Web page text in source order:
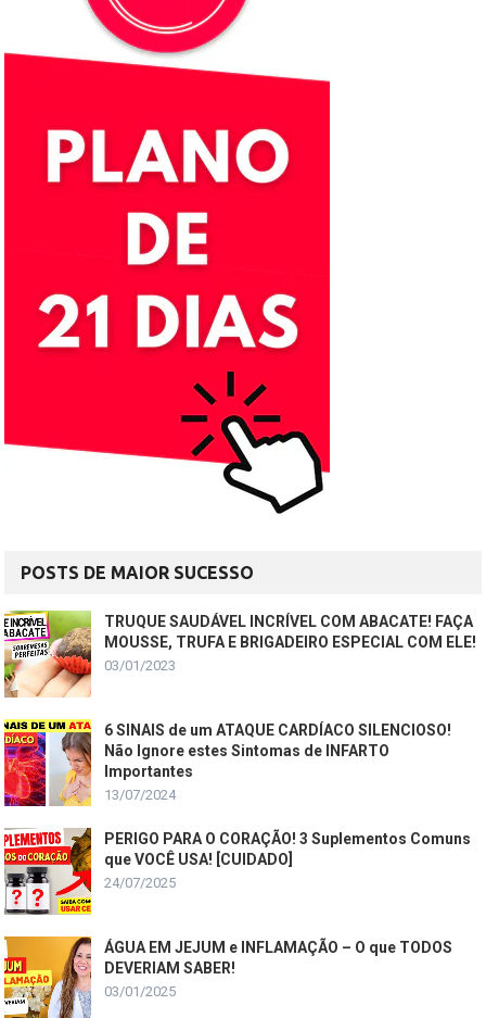
POSTS DE MAIOR SUCESSO
TRUQUE SAUDÁVEL INCRÍVEL COM ABACATE! FAÇA
MOUSSE, TRUFA E BRIGADEIRO ESPECIAL COM ELE!
03/01/2023
6 SINAIS de um ATAQUE CARDÍACO SILENCIOSO!
Não Ignore estes Sintomas de INFARTO
Importantes
13/07/2024
PERIGO PARA O CORAÇÃO! 3 Suplementos Comuns
que VOCÊ USA! [CUIDADO]
24/07/2025
ÁGUA EM JEJUM e INFLAMAÇÃO – O que TODOS
DEVERIAM SABER!
03/01/2025